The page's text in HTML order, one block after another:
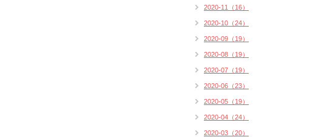
2020-11（16）
2020-10（24）
2020-09（19）
2020-08（19）
2020-07（19）
2020-06（23）
2020-05（19）
2020-04（24）
2020-03（20）